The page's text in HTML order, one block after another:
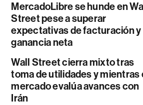
MercadoLibre se hunde en
Street pese a superar
expectativas de facturación y
ganancia neta
Wall Street cierra mixto tras
toma de utilidades y mientras
mercado evalúa avances con
Irán